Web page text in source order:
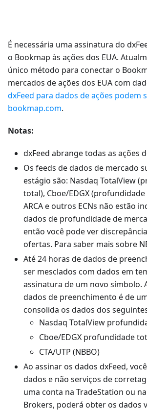
É necessária uma assinatura do
o Bookmap às ações dos EUA.
único método para conectar o
mercados de ações dos EUA com
dxFeed para dados de ações podem
bookmap.com.
Notas:
dxFeed abrange todas as ações
Os feeds de dados de mercado
estágio são: Nasdaq TotalView
total), Cboe/EDGX (profundidade
ARCA e outros ECNs não estão
dados de profundidade de
então você pode ver
ofertas. Para saber mais sobre
Até 24 horas de dados de
ser mesclados com dados em
assinatura de um novo símbolo.
dados de preenchimento é de
consolida os dados dos
Nasdaq TotalView
Cboe/EDGX profundidade
CTA/UTP (NBBO)
Ao assinar os dados dxFeed,
dados e não serviços de
uma conta na TradeStation ou
Brokers, poderá obter os dados